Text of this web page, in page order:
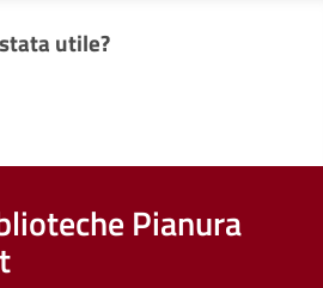
utile?
Pianura